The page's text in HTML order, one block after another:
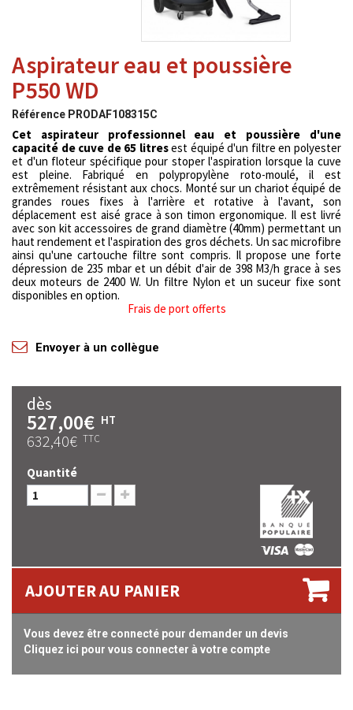
Aspirateur eau et poussière
P550 WD
Référence PRODAF108315C
Cet aspirateur professionnel eau et poussière d'une
capacité de cuve de 65 litresest équipé d'un filtre en polyester
et d'un floteur spécifique pour stoper l'aspiration lorsque la cuve
est pleine. Fabriqué en polypropylène roto-moulé, il est
extrêmement résistant aux chocs. Monté sur un chariot équipé de
grandes roues fixes à l'arrière et rotative à l'avant, son
déplacement est aisé grace à son timon ergonomique. Il est livré
avec son kit accessoires de grand diamètre (40mm) permettant un
haut rendement et l'aspiration des gros déchets. Un sac microfibre
ainsi qu'une cartouche filtre sont compris. Il propose une forte
dépression de 235 mbar et un débit d'air de 398 M3/h grace à ses
deux moteurs de 2400 W. Un filtre Nylon et un suceur fixe sont
disponibles en option.
Frais de port offerts
Envoyer à un collègue
dès
527,00€ HT
632,40€ TTC
Quantité
AJOUTER AU PANIER
Vous devez être connecté pour demander un devis
Cliquez ici pour vous connecter à votre compte